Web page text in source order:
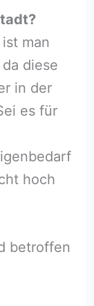
man
diese
in der
es für
hoch
betroffen